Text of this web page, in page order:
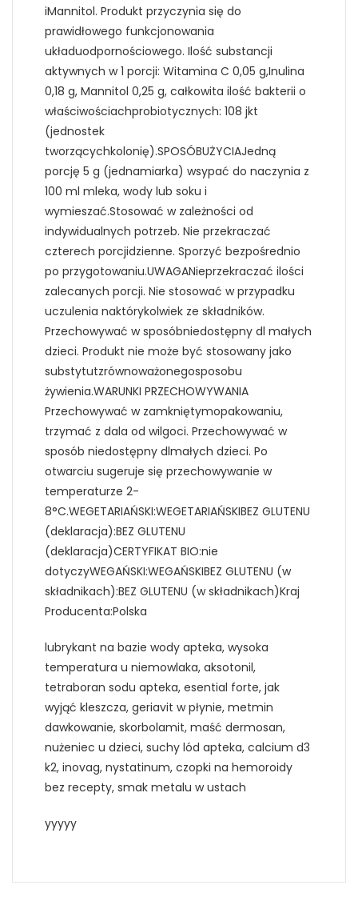
iMannitol. Produkt przyczynia się do
prawidłowego funkcjonowania
układuodpornościowego. Ilość substancji
aktywnych w 1 porcji: Witamina C 0,05 g,Inulina
0,18 g, Mannitol 0,25 g, całkowita ilość bakterii o
właściwościachprobiotycznych: 108 jkt
(jednostek
tworzącychkolonię).SPOSÓBUŻYCIAJedną
porcję 5 g (jednamiarka) wsypać do naczynia z
100 ml mleka, wody lub soku i
wymieszać.Stosować w zależności od
indywidualnych potrzeb. Nie przekraczać
czterech porcjidzienne. Sporzyć bezpośrednio
po przygotowaniu.UWAGANieprzekraczać ilości
zalecanych porcji. Nie stosować w przypadku
uczulenia naktórykolwiek ze składników.
Przechowywać w sposóbniedostępny dl małych
dzieci. Produkt nie może być stosowany jako
substytutzrównoważonegosposobu
żywienia.WARUNKI PRZECHOWYWANIA
Przechowywać w zamkniętymopakowaniu,
trzymać z dala od wilgoci. Przechowywać w
sposób niedostępny dlmałych dzieci. Po
otwarciu sugeruje się przechowywanie w
temperaturze 2-
8°C.WEGETARIAŃSKI:WEGETARIAŃSKIBEZ GLUTENU
(deklaracja):BEZ GLUTENU
(deklaracja)CERTYFIKAT BIO:nie
dotyczyWEGAŃSKI:WEGAŃSKIBEZ GLUTENU (w
składnikach):BEZ GLUTENU (w składnikach)Kraj
Producenta:Polska
lubrykant na bazie wody apteka, wysoka
temperatura u niemowlaka, aksotonil,
tetraboran sodu apteka, esential forte, jak
wyjąć kleszcza, geriavit w płynie, metmin
dawkowanie, skorbolamit, maść dermosan,
nużeniec u dzieci, suchy lód apteka, calcium d3
k2, inovag, nystatinum, czopki na hemoroidy
bez recepty, smak metalu w ustach
yyyyy